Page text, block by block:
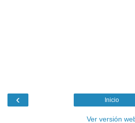
‹ Inicio
Ver versión